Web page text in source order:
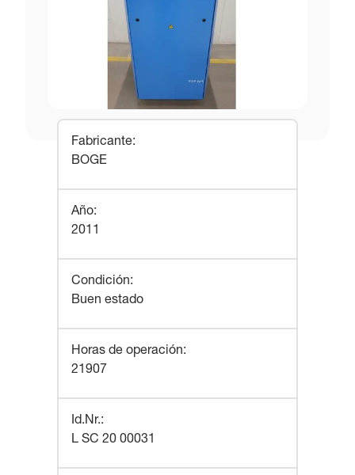
Fabricante:
BOGE
Año:
2011
Condición:
Buen estado
Horas de operación:
21907
Id.Nr.:
L SC 20 00031